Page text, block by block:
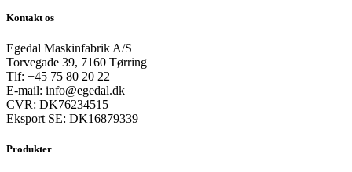
Kontakt os
Egedal Maskinfabrik A/S
Torvegade 39, 7160 Tørring
Tlf: +45 75 80 20 22
E-mail: info@egedal.dk
CVR: DK76234515
Eksport SE: DK16879339
Produkter